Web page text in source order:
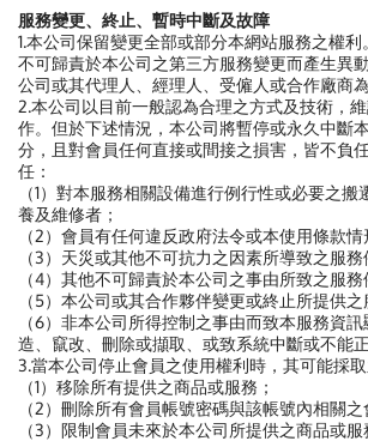
服務變更、終止、暫時中斷及故障
1.本公司保留變更全部或部分本網站服務之權
不可歸責於本公司之第三方服務變更而產生異
公司或其代理人、經理人、受僱人或合作廠商為
2.本公司以目前一般認為合理之方式及技術，
作。但於下述情況，本公司將暫停或永久中斷
分，且對會員任何直接或間接之損害，皆不負
任：
（1）對本服務相關設備進行例行性或必要之
養及維修者；
（2）會員有任何違反政府法令或本使用條款情
（3）天災或其他不可抗力之因素所導致之服務
（4）其他不可歸責於本公司之事由所致之服務
（5）本公司或其合作夥伴變更或終止所提供之
（6）非本公司所得控制之事由而致本服務資
造、竄改、刪除或擷取、或致系統中斷或不能正
3.當本公司停止會員之使用權利時，其可能採取
（1）移除所有提供之商品或服務；
（2）刪除所有會員帳號密碼與該帳號內相關之
（3）限制會員未來於本公司所提供之商品或服